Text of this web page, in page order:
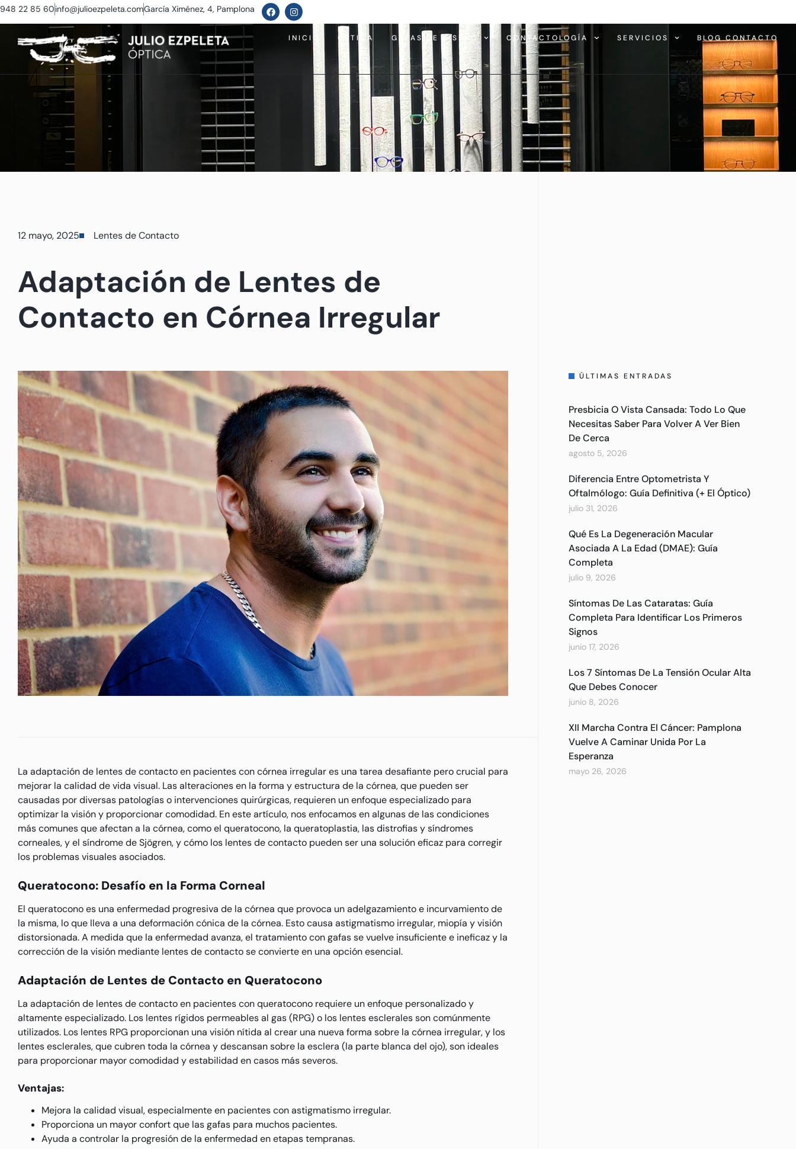
948 22 85 60info@julioezpeleta.comGarcía Ximénez, 4, Pamplona
INICIO ÓPTICA GAFAS DE DISEÑO CONTACTOLOGÍA SERVICIOS BLOG CONTACTO
12 mayo, 2025 Lentes de Contacto
Adaptación de Lentes de
Contacto en Córnea Irregular
La adaptación de lentes de contacto en pacientes con córnea irregular es una tarea desafiante pero crucial para
mejorar la calidad de vida visual. Las alteraciones en la forma y estructura de la córnea, que pueden ser
causadas por diversas patologías o intervenciones quirúrgicas, requieren un enfoque especializado para
optimizar la visión y proporcionar comodidad. En este artículo, nos enfocamos en algunas de las condiciones
más comunes que afectan a la córnea, como el queratocono, la queratoplastia, las distrofias y síndromes
corneales, y el síndrome de Sjögren, y cómo los lentes de contacto pueden ser una solución eficaz para corregir
los problemas visuales asociados.
Queratocono: Desafío en la Forma Corneal
El queratocono es una enfermedad progresiva de la córnea que provoca un adelgazamiento e incurvamiento de
la misma, lo que lleva a una deformación cónica de la córnea. Esto causa astigmatismo irregular, miopía y visión
distorsionada. A medida que la enfermedad avanza, el tratamiento con gafas se vuelve insuficiente e ineficaz y la
corrección de la visión mediante lentes de contacto se convierte en una opción esencial.
Adaptación de Lentes de Contacto en Queratocono
La adaptación de lentes de contacto en pacientes con queratocono requiere un enfoque personalizado y
altamente especializado. Los lentes rígidos permeables al gas (RPG) o los lentes esclerales son comúnmente
utilizados. Los lentes RPG proporcionan una visión nítida al crear una nueva forma sobre la córnea irregular, y los
lentes esclerales, que cubren toda la córnea y descansan sobre la esclera (la parte blanca del ojo), son ideales
para proporcionar mayor comodidad y estabilidad en casos más severos.
Ventajas:
Mejora la calidad visual, especialmente en pacientes con astigmatismo irregular.
Proporciona un mayor confort que las gafas para muchos pacientes.
Ayuda a controlar la progresión de la enfermedad en etapas tempranas.
ÚLTIMAS ENTRADAS
Presbicia O Vista Cansada: Todo Lo Que
Necesitas Saber Para Volver A Ver Bien
De Cerca
agosto 5, 2026
Diferencia Entre Optometrista Y
Oftalmólogo: Guía Definitiva (+ El Óptico)
julio 31, 2026
Qué Es La Degeneración Macular
Asociada A La Edad (DMAE): Guía
Completa
julio 9, 2026
Síntomas De Las Cataratas: Guía
Completa Para Identificar Los Primeros
Signos
junio 17, 2026
Los 7 Síntomas De La Tensión Ocular Alta
Que Debes Conocer
junio 8, 2026
XII Marcha Contra El Cáncer: Pamplona
Vuelve A Caminar Unida Por La
Esperanza
mayo 26, 2026